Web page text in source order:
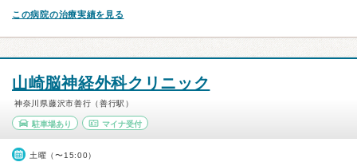
この病院の治療実績を見る
山崎脳神経外科クリニック
神奈川県藤沢市善行（善行駅）
駐車場あり マイナ受付
土曜（〜15:00）